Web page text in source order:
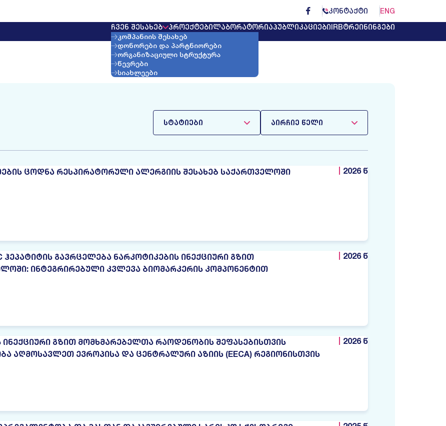
ᲙᲝᲜᲢᲐᲥᲢᲘ
ENG
ᲩᲕᲔᲜ ᲨᲔᲡᲐᲮᲔᲑ
კომპანიის შესახებ
დონორები და პარტნიორები
ორგანიზაციული სტრუქტურა
წევრები
სიახლეები
ᲞᲠᲝᲔᲥᲢᲔᲑᲘᲚᲐᲑᲝᲠᲐᲢᲝᲠᲘᲐᲞᲣᲑᲚᲘᲙᲐᲪᲘᲔᲑᲘIRBᲢᲠᲔᲘᲜᲘᲜᲒᲔᲑᲘ
ᲡᲢᲐᲢᲘᲔᲑᲘ ᲐᲘᲠᲩᲘᲔ ᲬᲔᲚᲘ
ᲪᲝᲓᲜᲐ ᲠᲔᲡᲞᲘᲠᲐᲢᲝᲠᲣᲚᲘ ᲐᲚᲔᲠᲒᲘᲘᲡ ᲨᲔᲡᲐᲮᲔᲑ ᲡᲐᲥᲐᲠᲗᲕᲔᲚᲝᲨᲘ 2026 წ
ᲰᲔᲞᲐᲢᲘᲢᲘᲡ ᲒᲐᲕᲠᲪᲔᲚᲔᲑᲐ ᲜᲐᲠᲙᲝᲢᲘᲙᲔᲑᲘᲡ ᲘᲜᲔᲥᲪᲘᲣᲠᲘ ᲒᲖᲘᲗ
ᲘᲜᲢᲔᲒᲠᲘᲠᲔᲑᲣᲚᲘ ᲙᲕᲚᲔᲕᲐ ᲑᲘᲝᲛᲐᲠᲙᲔᲠᲘᲡ ᲙᲝᲛᲞᲝᲜᲔᲜᲢᲘᲗ
2026 წ
ᲒᲖᲘᲗ ᲛᲝᲛᲮᲛᲐᲠᲔᲑᲔᲚᲗᲐ ᲠᲐᲝᲓᲔᲜᲝᲑᲘᲡ ᲨᲔᲤᲐᲡᲔᲑᲘᲡᲗᲕᲘᲡ
ᲐᲦᲛᲝᲡᲐᲕᲚᲔᲗ ᲔᲕᲠᲝᲞᲘᲡᲐ ᲓᲐ ᲪᲔᲜᲢᲠᲐᲚᲣᲠᲘ ᲐᲖᲘᲘᲡ (EECA) ᲠᲔᲒᲘᲝᲜᲘᲡᲗᲕᲘᲡ
2026 წ